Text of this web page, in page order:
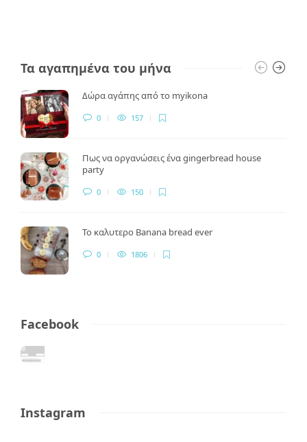
Τα αγαπημένα του μήνα
Δώρα αγάπης από το myikona
0 157
Πως να οργανώσεις ένα gingerbread house
party
0 150
Το καλυτερο Banana bread ever
0 1806
Facebook
Instagram